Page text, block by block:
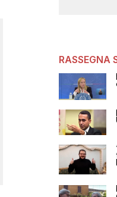
RASSEGNA